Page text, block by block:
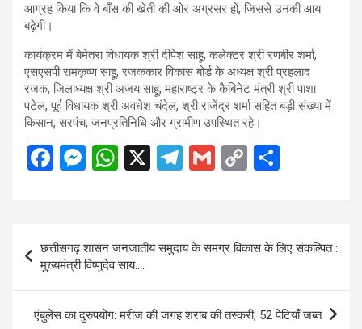
आग्रह किया कि वे बाँस की खेती की ओर अग्रसर हों, जिससे उनकी आय
बढ़ेगी।
कार्यक्रम में बेमेतरा विधायक श्री दीपेश साहू, कलेक्टर श्री रणबीर शर्मा,
एसएसपी रामकृष्ण साहू, रजककार विकास बोर्ड के अध्यक्ष श्री प्रहलाद
रजक, जिलाध्यक्ष श्री अजय साहू, महाराष्ट्र के कैबिनेट मंत्री श्री पाशा
पटेल, पूर्व विधायक श्री अवधेश चंदेल, श्री राजेंद्र शर्मा सहित बड़ी संख्या में
किसान, सरपंच, जनप्रतिनिधि और ग्रामीण उपस्थित रहे।
F
ce
b
o
o
k
M
se
g
er
W
at
A
p
p
X
T
e
gr
a
m
G
ail
C
py
Li
n
k
ar
e
navigation
छत्तीसगढ़ शासन जनजातीय समुदाय के समग्र विकास के लिए संकल्पित :
मुख्यमंत्री विष्णुदेव साय….
एंबुलेंस का दुरुपयोग: मरीज की जगह शराब की तस्करी, 52 पेटियाँ जब्त